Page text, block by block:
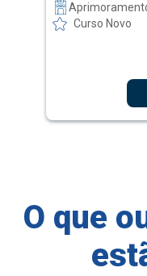
Curso Novo
O que